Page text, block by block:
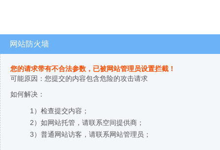
网站防火墙
您的请求带有不合法参数，已被网站管理员设置拦截！
可能原因：您提交的内容包含危险的攻击请求
如何解决：
1）检查提交内容；
2）如网站托管，请联系空间提供商；
3）普通网站访客，请联系网站管理员；